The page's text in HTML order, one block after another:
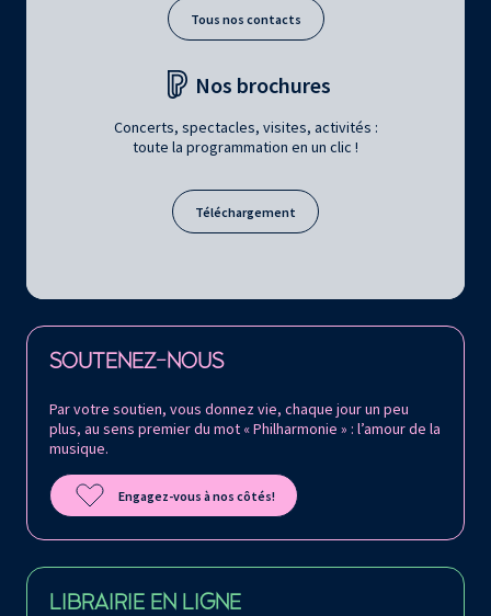
Tous nos contacts
Nos brochures
Concerts, spectacles, visites, activités :
toute la programmation en un clic !
Téléchargement
SOUTENEZ-NOUS
Par votre soutien, vous donnez vie, chaque jour un peu
plus, au sens premier du mot « Philharmonie » : l’amour de la
musique.
Engagez-vous à nos côtés!
LIBRAIRIE EN LIGNE
Retrouvez la Philharmonie de Paris sur